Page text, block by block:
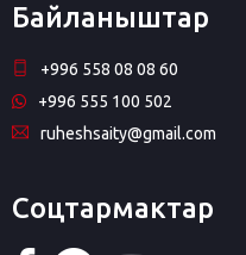
Байланыштар
+996 558 08 08 60
+996 555 100 502
ruheshsaity@gmail.com
Соцтармактар